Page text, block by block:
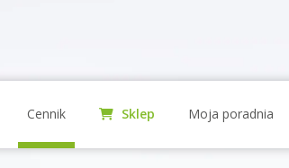
Cennik Sklep Moja poradnia